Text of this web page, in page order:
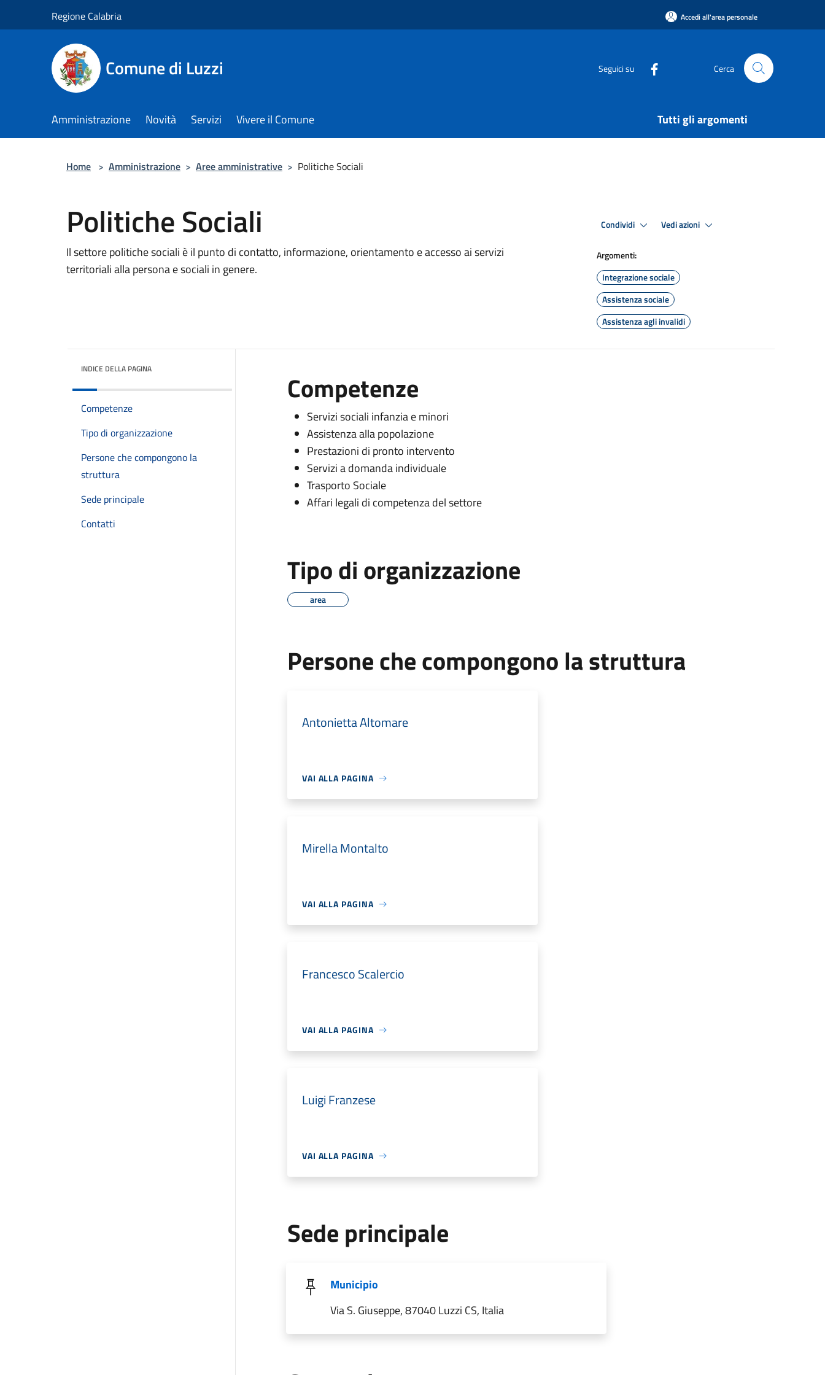
Regione Calabria Accedi all'area personale
Comune di Luzzi Seguici su Cerca
Amministrazione Novità Servizi Vivere il Comune Tutti gli argomenti
Home > Amministrazione > Aree amministrative > Politiche Sociali
Politiche Sociali
Il settore politiche sociali è il punto di contatto, informazione, orientamento e accesso ai servizi
territoriali alla persona e sociali in genere.
Condividi Vedi azioni
Argomenti:
Integrazione sociale
Assistenza sociale
Assistenza agli invalidi
INDICE DELLA PAGINA
Competenze
Tipo di organizzazione
Persone che compongono la
struttura
Sede principale
Contatti
Competenze
Servizi sociali infanzia e minori
Assistenza alla popolazione
Prestazioni di pronto intervento
Servizi a domanda individuale
Trasporto Sociale
Affari legali di competenza del settore
Tipo di organizzazione
area
Persone che compongono la struttura
Antonietta Altomare
VAI ALLA PAGINA
Mirella Montalto
VAI ALLA PAGINA
Francesco Scalercio
VAI ALLA PAGINA
Luigi Franzese
VAI ALLA PAGINA
Sede principale
Municipio
Via S. Giuseppe, 87040 Luzzi CS, Italia